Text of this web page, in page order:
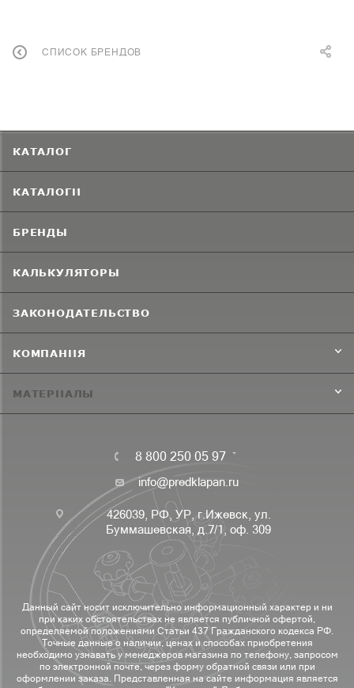
СПИСОК БРЕНДОВ
КАТАЛОГ
КАТАЛОГИ
БРЕНДЫ
КАЛЬКУЛЯТОРЫ
ЗАКОНОДАТЕЛЬСТВО
КОМПАНИЯ
МАТЕРИАЛЫ
8 800 250 05 97
info@predklapan.ru
426039, РФ, УР, г.Ижевск, ул.
Буммашевская, д.7/1, оф. 309
Данный сайт носит исключительно информационный характер и ни
при каких обстоятельствах не является публичной офертой,
определяемой положениями Статьи 437 Гражданского кодекса РФ.
Точные данные о наличии, ценах и способах приобретения
необходимо узнавать у менеджеров магазина по телефону, запросом
по электронной почте, через форму обратной связи или при
оформлении заказа. Представленная на сайте информация является